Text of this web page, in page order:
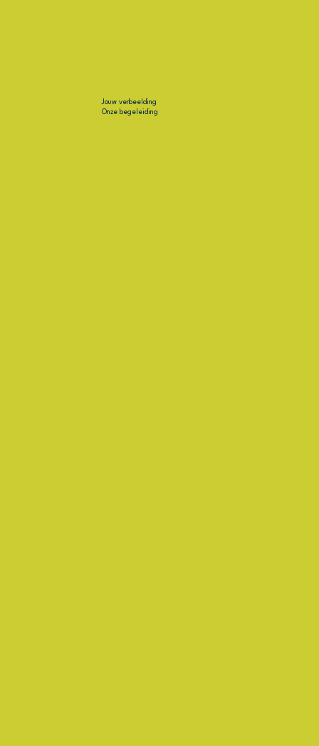
Jouw verbeelding
Onze begeleiding